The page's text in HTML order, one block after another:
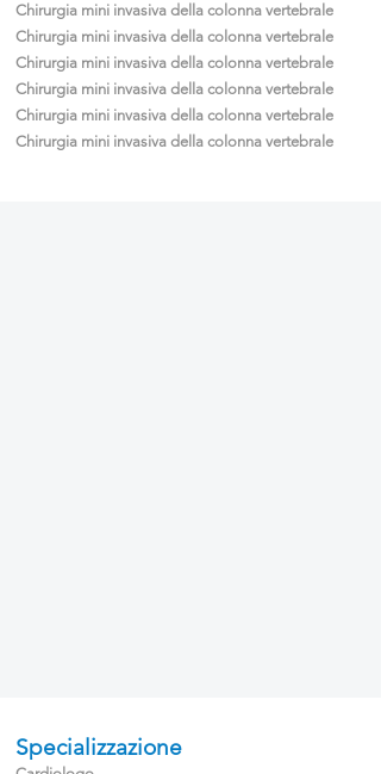
Chirurgia mini invasiva della colonna vertebrale
Chirurgia mini invasiva della colonna vertebrale
Chirurgia mini invasiva della colonna vertebrale
Chirurgia mini invasiva della colonna vertebrale
Chirurgia mini invasiva della colonna vertebrale
Chirurgia mini invasiva della colonna vertebrale
Specializzazione